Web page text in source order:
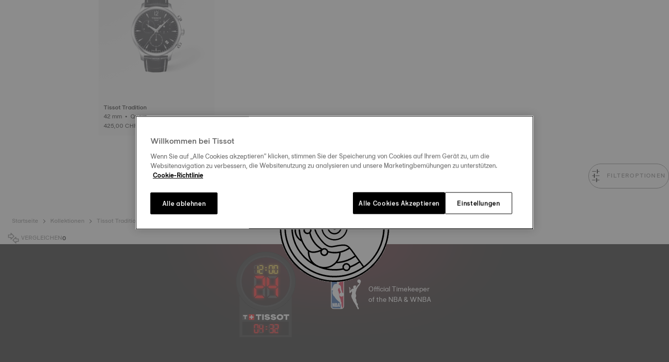
Tissot Tradition
42 mm • Quarz
425,00 CHF
FILTEROPTIONEN
Startseite Kollektionen
Tissot Tradition
VERGLEICHEN0
04: 32
Official Timekeeper
of the NBA & WNBA
Willkommen bei Tissot
Wenn Sie auf „Alle Cookies akzeptieren“ klicken, stimmen Sie der Speicherung von Cookies auf Ihrem Gerät zu, um die
Websitenavigation zu verbessern, die Websitenutzung zu analysieren und unsere Marketingbemühungen zu unterstützen.
Cookie-Richtlinie
Einstellungen
Alle ablehnen Alle Cookies Akzeptieren